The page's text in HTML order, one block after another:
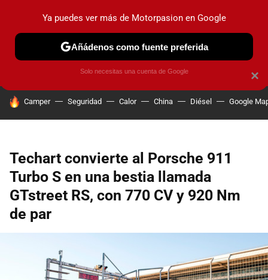
PRUEBAS COCHES ELÉCTRICOS OBSERVATORIO
HOY SE HABLA DE
Camper Seguridad Calor China Diésel Google
Techart convierte al Porsche 911
Turbo S en una bestia llamada
GTstreet RS, con 770 CV y 920 Nm
de par
×
Ya puedes ver más de Motorpasion en Google
Añádenos como fuente preferida
Solo necesitas una cuenta de Google